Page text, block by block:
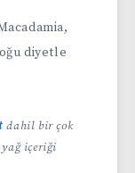
diyetle
dahil bir çok
içeriği